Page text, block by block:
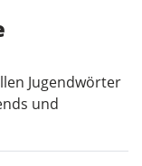
Jugendwörter
und